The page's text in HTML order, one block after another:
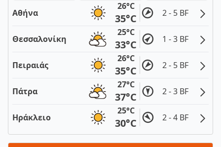
Αθήνα
26°C
35°C 2 - 5 BF
Θεσσαλονίκη
25°C
33°C 1 - 3 BF
Πειραιάς
26°C
35°C 2 - 5 BF
Πάτρα
27°C
37°C 2 - 3 BF
Ηράκλειο
25°C
30°C 2 - 4 BF